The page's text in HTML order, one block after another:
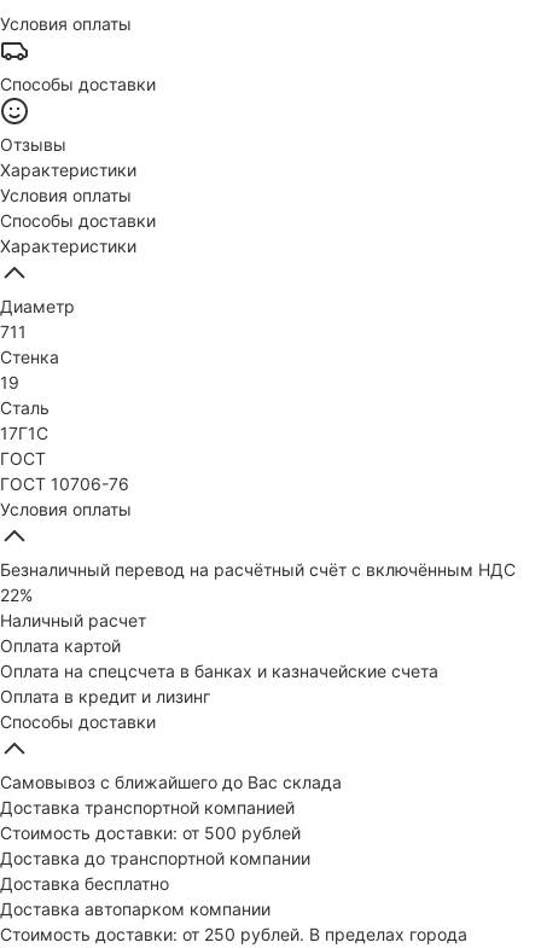
Условия оплаты
Способы доставки
Отзывы
Характеристики
Условия оплаты
Способы доставки
Характеристики
Диаметр
711
Стенка
19
Сталь
17Г1С
ГОСТ
ГОСТ 10706-76
Условия оплаты
Безналичный перевод на расчётный счёт с включённым НДС
22%
Наличный расчет
Оплата картой
Оплата на спецсчета в банках и казначейские счета
Оплата в кредит и лизинг
Способы доставки
Самовывоз с ближайшего до Вас склада
Доставка транспортной компанией
Стоимость доставки: от 500 рублей
Доставка до транспортной компании
Доставка бесплатно
Доставка автопарком компании
Стоимость доставки: от 250 рублей. В пределах города